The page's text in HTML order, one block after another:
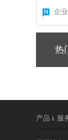
企
热
产品﹠服